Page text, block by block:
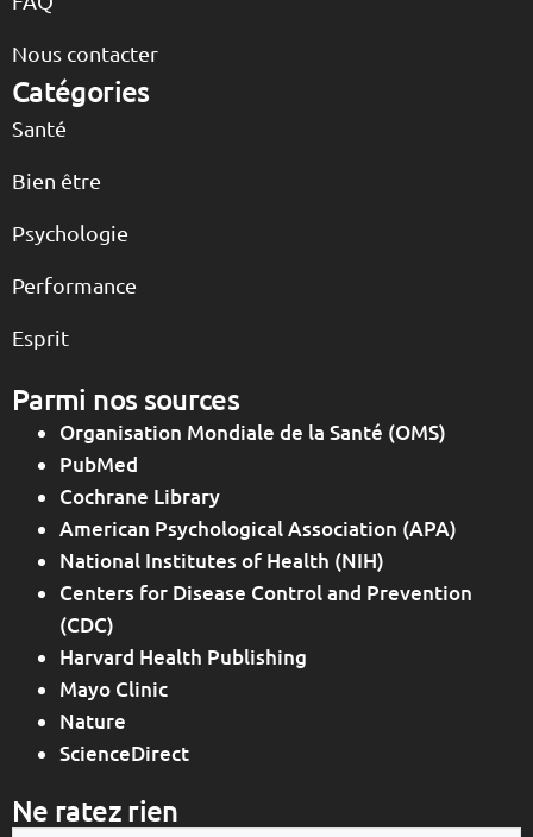
Nous contacter
Catégories
Santé
Bien être
Psychologie
Performance
Esprit
Parmi nos sources
Organisation Mondiale de la Santé (OMS)
PubMed
Cochrane Library
American Psychological Association (APA)
National Institutes of Health (NIH)
Centers for Disease Control and Prevention
(CDC)
Harvard Health Publishing
Mayo Clinic
Nature
ScienceDirect
Ne ratez rien